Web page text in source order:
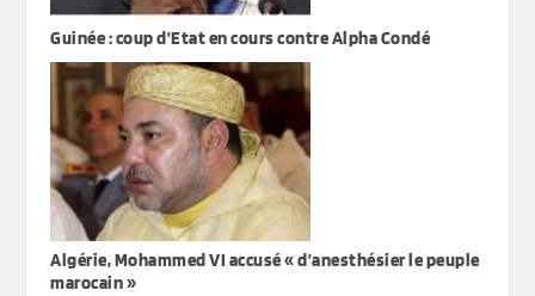
Guinée : coup d’Etat en cours contre Alpha Condé
Algérie, Mohammed VI accusé « d’anesthésier le peuple
marocain »